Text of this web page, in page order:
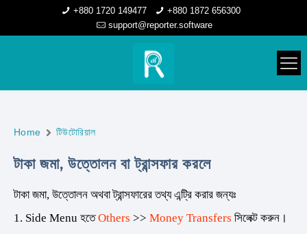
+880 1720 149477
+880 1872 656300
support@reporter.software
Home টিউটোরিয়াল
টাকা জমা, উত্তোলন বা ট্রান্সফার করলে
টাকা জমা, উত্তোলন অথবা ট্রান্সফারের তথ্য এন্ট্রি করার জন্যঃ
1. Side Menu হতেOthers >> Money Transfers সিলেক্ট করুন।